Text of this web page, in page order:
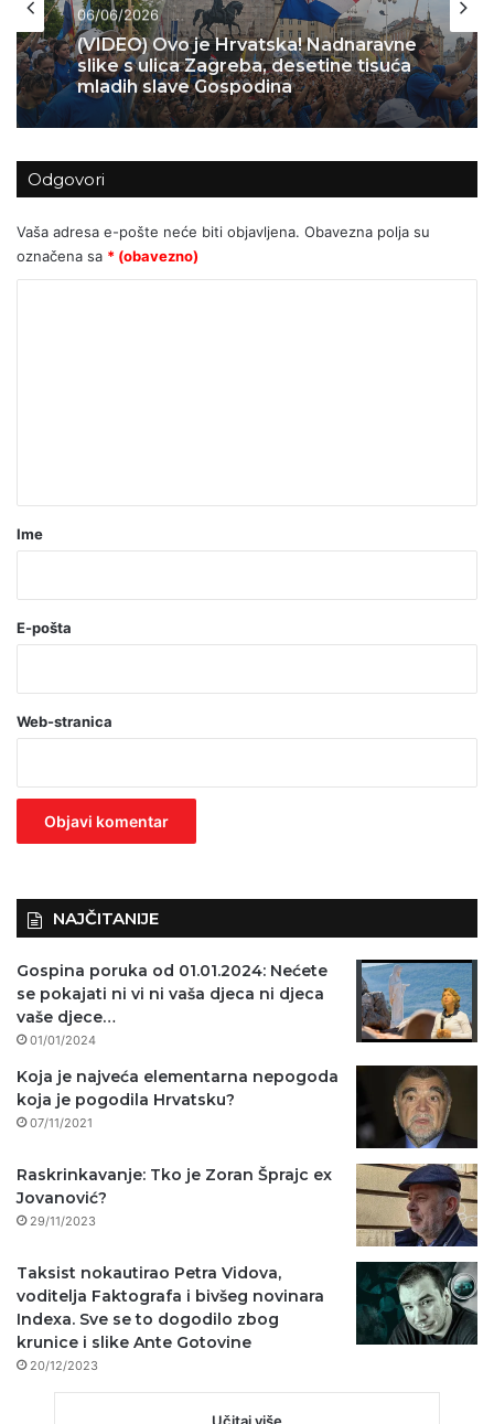
04/06/2026
Skok 2 – operacija koja je spasila
Bihać – 1995.
Odgovori
Vaša adresa e-pošte neće biti objavljena. Obavezna polja su
označena sa * (obavezno)
r
o
a
v
z
Ime
E-pošta
Web-stranica
NAJČITANIJE
Gospina poruka od 01.01.2024: Nećete
se pokajati ni vi ni vaša djeca ni djeca
vaše djece…
01/01/2024
Koja je najveća elementarna nepogoda
koja je pogodila Hrvatsku?
07/11/2021
Raskrinkavanje: Tko je Zoran Šprajc ex
Jovanović?
29/11/2023
Taksist nokautirao Petra Vidova,
voditelja Faktografa i bivšeg novinara
Indexa. Sve se to dogodilo zbog
krunice i slike Ante Gotovine
20/12/2023